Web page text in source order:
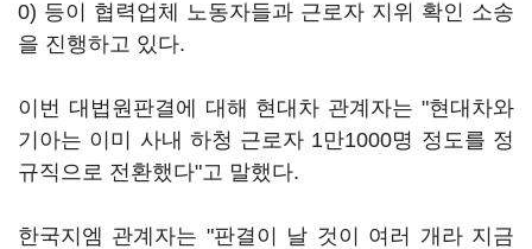
0) 등이 협력업체 노동자들과 근로자 지위 확인 소송
을 진행하고 있다.
이번 대법원판결에 대해 현대차 관계자는 "현대차와
기아는 이미 사내 하청 근로자 1만1000명 정도를 정
규직으로 전환했다"고 말했다.
한국지엠 관계자는 "판결이 날 것이 여러 개라 지금